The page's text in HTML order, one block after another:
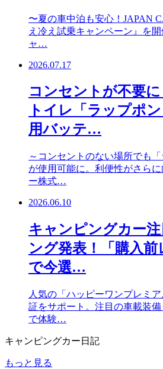
〜夏の車中泊も安心！JAPAN
え冷え試乗キャンペーン』を
ャ…
2026.07.17
コンセントが不要
トイレ「ラップポ
用バッテ…
～コンセントのない場所でも「
が使用可能に。利便性がさら
ー株式…
2026.06.10
キャンピングカー
ング発表！「購入前
で今選…
人気の「ハッピーワンプレミ
証をサポート。注目の車載装備
で体験…
キャンピングカー日記
もっと見る